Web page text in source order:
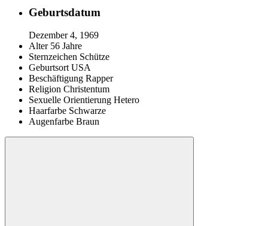
Geburtsdatum
Dezember 4, 1969
Alter 56 Jahre
Sternzeichen Schütze
Geburtsort USA
Beschäftigung Rapper
Religion Christentum
Sexuelle Orientierung Hetero
Haarfarbe Schwarze
Augenfarbe Braun